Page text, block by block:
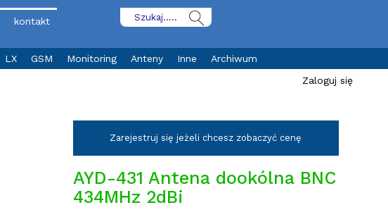
kontakt
LX GSM Monitoring Anteny Inne
Archiwum
Zaloguj się
Zarejestruj się jeżeli chcesz zobaczyć cenę
AYD-431 Antena dookólna BNC
434MHz 2dBi